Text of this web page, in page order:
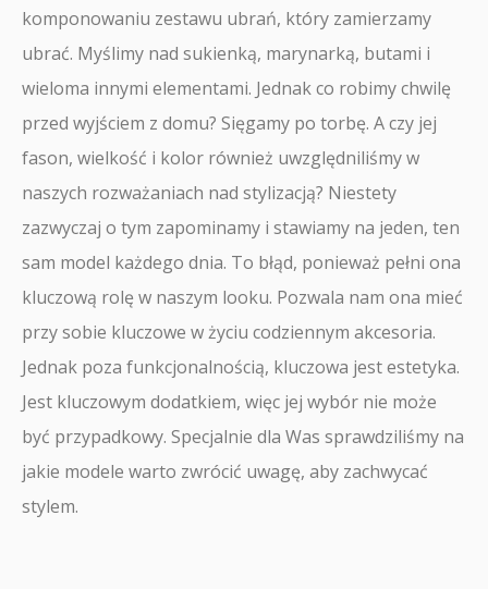
komponowaniu zestawu ubrań, który zamierzamy
ubrać. Myślimy nad sukienką, marynarką, butami i
wieloma innymi elementami. Jednak co robimy chwilę
przed wyjściem z domu? Sięgamy po torbę. A czy jej
fason, wielkość i kolor również uwzględniliśmy w
naszych rozważaniach nad stylizacją? Niestety
zazwyczaj o tym zapominamy i stawiamy na jeden, ten
sam model każdego dnia. To błąd, ponieważ pełni ona
kluczową rolę w naszym looku. Pozwala nam ona mieć
przy sobie kluczowe w życiu codziennym akcesoria.
Jednak poza funkcjonalnością, kluczowa jest estetyka.
Jest kluczowym dodatkiem, więc jej wybór nie może
być przypadkowy. Specjalnie dla Was sprawdziliśmy na
jakie modele warto zwrócić uwagę, aby zachwycać
stylem.